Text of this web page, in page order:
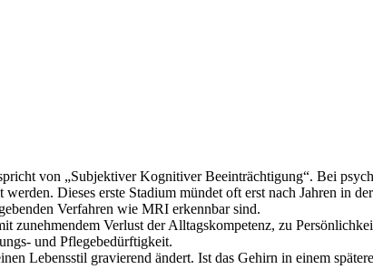
von „Subjektiver Kognitiver Beeinträchtigung“. Bei
Dieses erste Stadium mündet oft erst nach Jahren in
Verfahren wie MRI erkennbar sind.
Verlust der Alltagskompetenz, zu
und Pflegebedürftigkeit.
Lebensstil gravierend ändert. Ist das Gehirn in einem